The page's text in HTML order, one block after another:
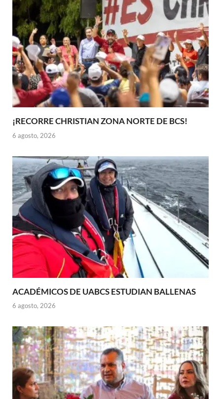
¡RECORRE CHRISTIAN ZONA NORTE DE BCS!
6 agosto, 2026
ACADÉMICOS DE UABCS ESTUDIAN BALLENAS
6 agosto, 2026